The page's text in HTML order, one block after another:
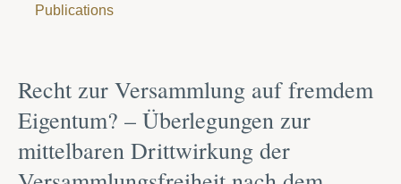
Publications
Recht zur Versammlung auf fremdem
Eigentum? – Überlegungen zur
mittelbaren Drittwirkung der